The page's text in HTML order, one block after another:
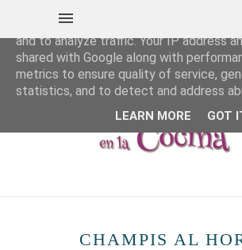
CHAMPIS AL
This site uses cookies from Google to
and to analyze traffic. Your IP address
shared with Google along with
metrics to ensure quality of service,
statistics, and to detect and address
LEARN MORE GOT